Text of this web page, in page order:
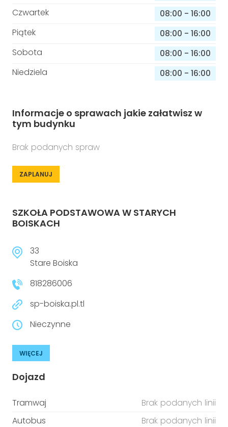
Czwartek
08:00 - 16:00
Piątek
08:00 - 16:00
Sobota
08:00 - 16:00
Niedziela
08:00 - 16:00
Informacje o sprawach jakie załatwisz w
tym budynku
Brak podanych spraw
ZAPLANUJ
SZKOŁA PODSTAWOWA W STARYCH
BOISKACH
33
Stare Boiska
818286006
sp-boiska.pl.tl
Nieczynne
WIĘCEJ
Dojazd
Tramwaj
Brak podanych linii
Autobus
Brak podanych linii